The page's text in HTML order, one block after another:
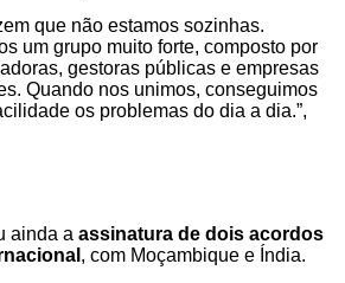
que não estamos sozinhas.
um grupo muito forte, composto por
gestoras públicas e empresas
Quando nos unimos, conseguimos
os problemas do dia a dia.”,
ainda a assinatura de dois acordos
, com Moçambique e Índia.